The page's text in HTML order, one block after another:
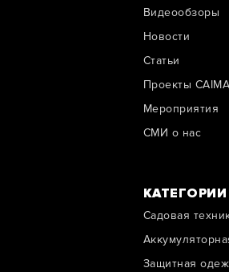
Видеообзоры
Новости
Cтатьи
Проекты
Мероприятия
СМИ о нас
КАТЕГОРИИ
Садовая
Защитная